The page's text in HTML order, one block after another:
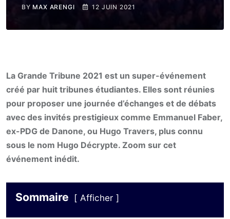
BY MAX ARENGI 12 JUIN 2021
La Grande Tribune 2021 est un super-événement
créé par huit tribunes étudiantes. Elles sont réunies
pour proposer une journée d’échanges et de débats
avec des invités prestigieux comme Emmanuel Faber,
ex-PDG de Danone, ou Hugo Travers, plus connu
sous le nom Hugo Décrypte. Zoom sur cet
événement inédit.
Sommaire Afficher